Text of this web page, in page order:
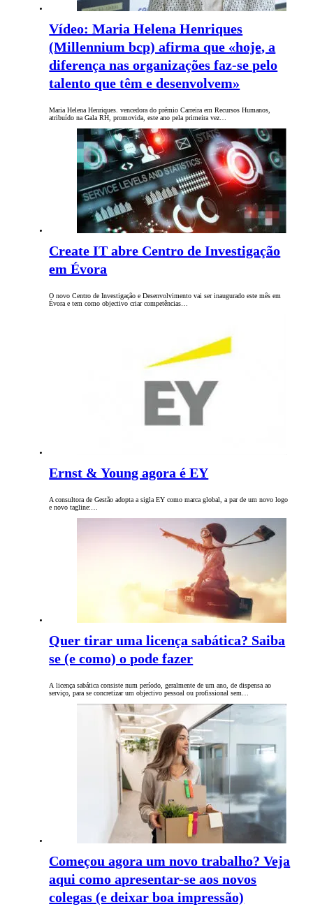
Vídeo: Maria Helena Henriques
(Millennium bcp) afirma que «hoje, a
diferença nas organizações faz-se pelo
talento que têm e desenvolvem»
Maria Helena Henriques. vencedora do prémio Carreira em Recursos Humanos,
atribuído na Gala RH, promovida, este ano pela primeira vez…
Create IT abre Centro de Investigação
em Évora
O novo Centro de Investigação e Desenvolvimento vai ser inaugurado este mês em
Évora e tem como objectivo criar competências…
Ernst & Young agora é EY
A consultora de Gestão adopta a sigla EY como marca global, a par de um novo logo
e novo tagline:…
Quer tirar uma licença sabática? Saiba
se (e como) o pode fazer
A licença sabática consiste num período, geralmente de um ano, de dispensa ao
serviço, para se concretizar um objectivo pessoal ou profissional sem…
Começou agora um novo trabalho? Veja
aqui como apresentar-se aos novos
colegas (e deixar boa impressão)